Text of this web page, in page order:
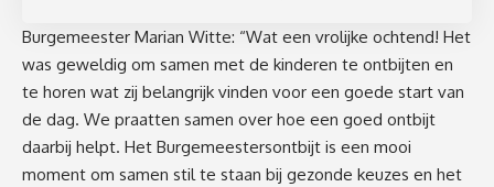
Burgemeester Marian Witte: “Wat een vrolijke ochtend! Het
was geweldig om samen met de kinderen te ontbijten en
te horen wat zij belangrijk vinden voor een goede start van
de dag. We praatten samen over hoe een goed ontbijt
daarbij helpt. Het Burgemeestersontbijt is een mooi
moment om samen stil te staan bij gezonde keuzes en het